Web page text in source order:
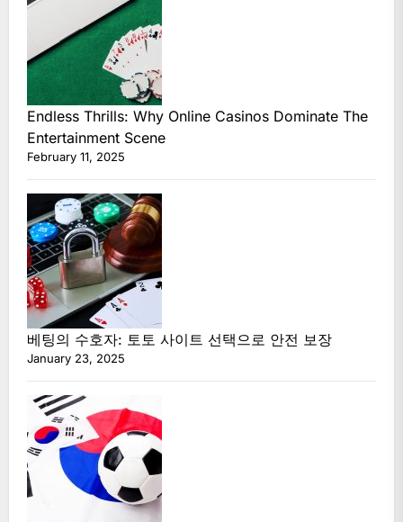
Endless Thrills: Why Online Casinos Dominate The
Entertainment Scene
February 11, 2025
베팅의 수호자: 토토 사이트 선택으로 안전 보장
January 23, 2025